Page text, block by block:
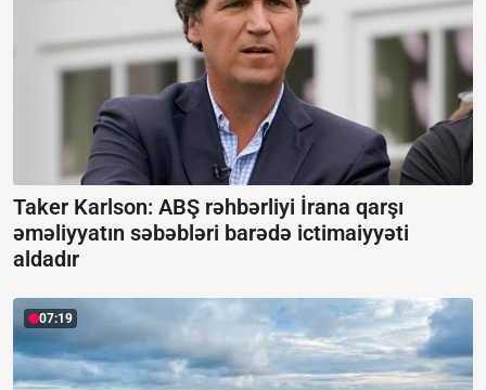
Taker Karlson: ABŞ rəhbərliyi İrana qarşı
əməliyyatın səbəbləri barədə ictimaiyyəti
aldadır
07:19